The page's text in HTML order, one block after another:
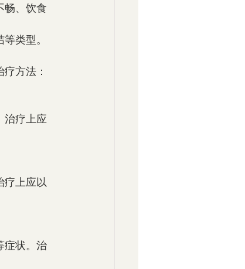
类型。
疗方法：